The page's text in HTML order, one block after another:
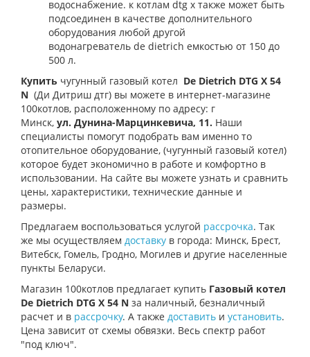
водоснабжение. к котлам dtg x также может быть
подсоединен в качестве дополнительного
оборудования любой другой
водонагреватель de dietrich емкостью от 150 до
500 л.
Купить чугунный газовый котел De Dietrich DTG X 54
N (Ди Дитриш дтг) вы можете в интернет-магазине
100котлов, расположенному по адресу: г
Минск, ул. Дунина-Марцинкевича, 11. Наши
специалисты помогут подобрать вам именно то
отопительное оборудование, (чугунный газовый котел)
которое будет экономично в работе и комфортно в
использовании. На сайте вы можете узнать и сравнить
цены, характеристики, технические данные и
размеры.
Предлагаем воспользоваться услугой рассрочка. Так
же мы осуществляем доставку в города: Минск, Брест,
Витебск, Гомель, Гродно, Могилев и другие населенные
пункты Беларуси.
Магазин 100котлов предлагает купить Газовый котел
De Dietrich DTG X 54 N за наличный, безналичный
расчет и в рассрочку. А также доставить и установить.
Цена зависит от схемы обвязки. Весь спектр работ
"под ключ".